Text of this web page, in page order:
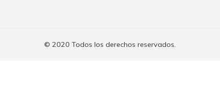
© 2020 Todos los derechos reservados.